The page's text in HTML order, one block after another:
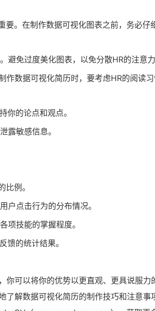
要。在制作数据可视化图表之前，务必仔
避免过度美化图表，以免分散HR的注意力
作数据可视化简历时，要考虑HR的阅读
你的论点和观点。
露敏感信息。
例。
户点击行为的分布情况。
项技能的掌握程度。
馈的统计结果。
你可以将你的优势以更直观、更具说服力
了解数据可视化简历的制作技巧和注意事